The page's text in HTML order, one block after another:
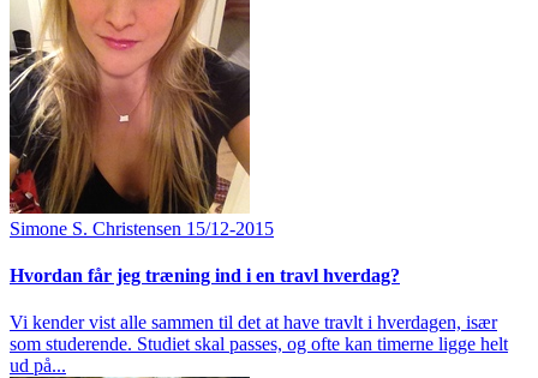
Simone S. Christensen 15/12-2015
Hvordan får jeg træning ind i en travl hverdag?
Vi kender vist alle sammen til det at have travlt i hverdagen, især
som studerende. Studiet skal passes, og ofte kan timerne ligge helt
ud på...